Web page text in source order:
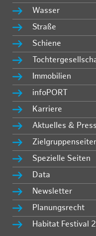
Wasser
Straße
Schiene
Immobilien
infoPORT
Karriere
Aktuelles &
Spezielle Seiten
Data
Newsletter
Planungsrecht
Habitat Festival